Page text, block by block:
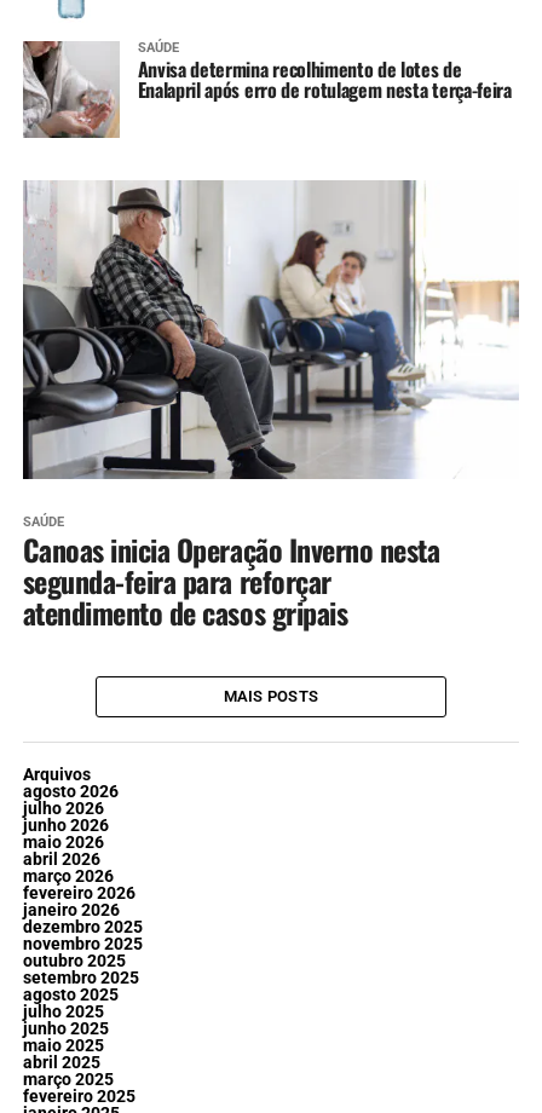
SAÚDE
Anvisa determina recolhimento de lotes de
Enalapril após erro de rotulagem nesta terça-feira
SAÚDE
Canoas inicia Operação Inverno nesta
segunda-feira para reforçar
atendimento de casos gripais
MAIS POSTS
Arquivos
agosto 2026
julho 2026
junho 2026
maio 2026
abril 2026
março 2026
fevereiro 2026
janeiro 2026
dezembro 2025
novembro 2025
outubro 2025
setembro 2025
agosto 2025
julho 2025
junho 2025
maio 2025
abril 2025
março 2025
fevereiro 2025